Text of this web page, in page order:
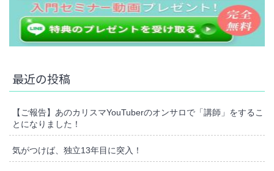
最近の投稿
【ご報告】あのカリスマYouTuberのオンサロで「講師」をするこ
とになりました！
気がつけば、独立13年目に突入！